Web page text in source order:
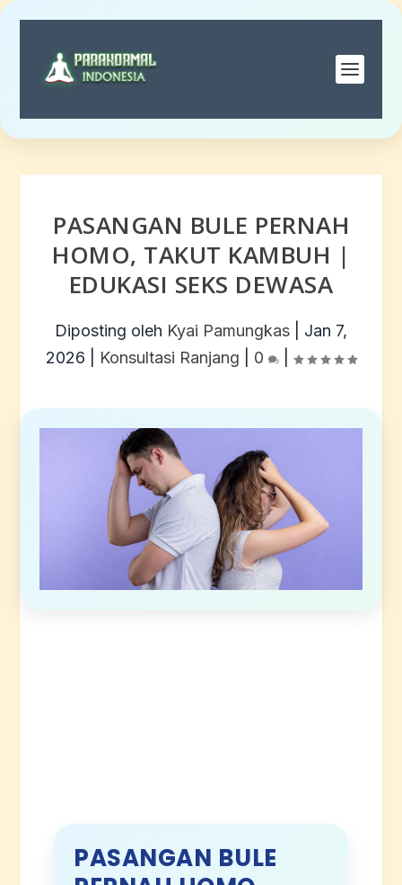
PASANGAN BULE PERNAH
HOMO, TAKUT KAMBUH |
EDUKASI SEKS DEWASA
Diposting oleh Kyai Pamungkas
Jan 7,
2026
Konsultasi Ranjang 0
PASANGAN BULE